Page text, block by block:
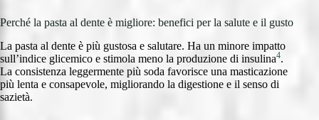
Perché la pasta al dente è migliore: benefici per la salute e il gusto
La pasta al dente è più gustosa e salutare. Ha un minore impatto
sull’indice glicemico e stimola meno la produzione di insulina4.
La consistenza leggermente più soda favorisce una masticazione
più lenta e consapevole, migliorando la digestione e il senso di
sazietà.